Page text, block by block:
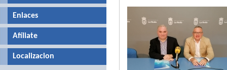
Enlaces
Afíliate
Localizacion